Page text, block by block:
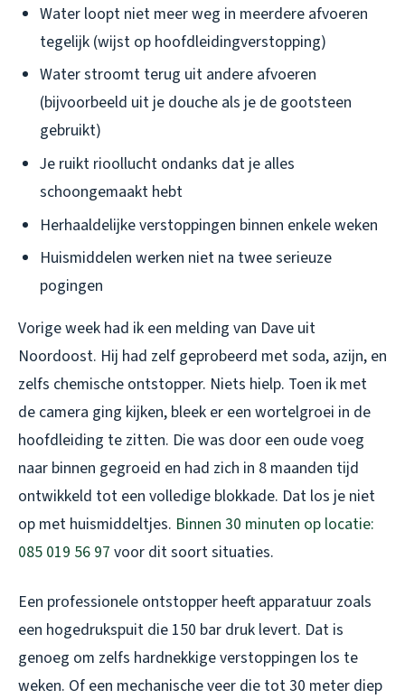
Water loopt niet meer weg in meerdere afvoeren
tegelijk (wijst op hoofdleidingverstopping)
Water stroomt terug uit andere afvoeren
(bijvoorbeeld uit je douche als je de gootsteen
gebruikt)
Je ruikt rioollucht ondanks dat je alles
schoongemaakt hebt
Herhaaldelijke verstoppingen binnen enkele weken
Huismiddelen werken niet na twee serieuze
pogingen
Vorige week had ik een melding van Dave uit
Noordoost. Hij had zelf geprobeerd met soda, azijn, en
zelfs chemische ontstopper. Niets hielp. Toen ik met
de camera ging kijken, bleek er een wortelgroei in de
hoofdleiding te zitten. Die was door een oude voeg
naar binnen gegroeid en had zich in 8 maanden tijd
ontwikkeld tot een volledige blokkade. Dat los je niet
op met huismiddeltjes. Binnen 30 minuten op locatie:
085 019 56 97 voor dit soort situaties.
Een professionele ontstopper heeft apparatuur zoals
een hogedrukspuit die 150 bar druk levert. Dat is
genoeg om zelfs hardnekkige verstoppingen los te
weken. Of een mechanische veer die tot 30 meter diep